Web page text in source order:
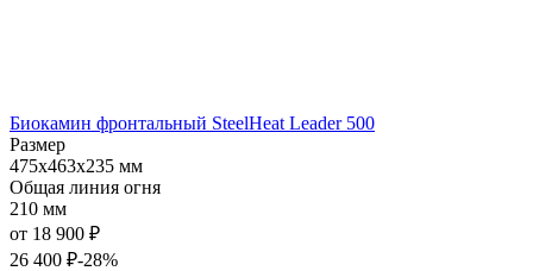
Биокамин фронтальный SteelHeat Leader 500
Размер
475x463x235 мм
Общая линия огня
210 мм
от 18 900 ₽
26 400 ₽-28%